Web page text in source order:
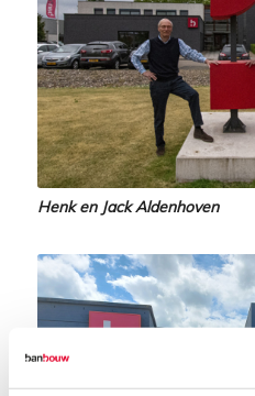
Henk en Jack Aldenhoven